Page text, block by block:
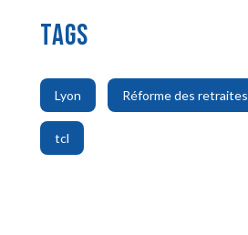
TAGS
Lyon
,
Réforme des retraites
tcl